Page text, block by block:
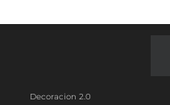
Decoracion 2.0